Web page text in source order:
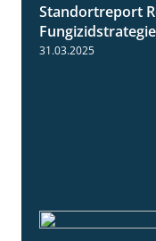
Standortreport
31.03.2025